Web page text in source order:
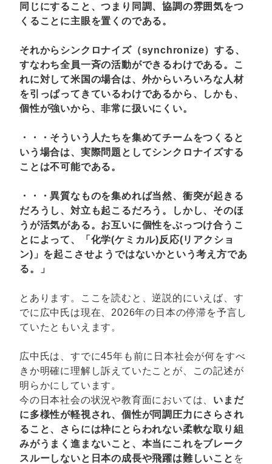
同じにすること、つまり同調、協調の雰囲気をつ
くることに主眼を置くのである。
それからシンクロナイズ（synchronize）する、
すなわち全員一斉の活動ができるわけである。こ
れに対して米国の場合は、外からいろいろな人材
を引っぱってきているわけであるから、しかも、
個性が強いから、非常に扱いにくい。
・・・そういう人たちを集めてチームをつくると
いう場合は、実際問題としてシンクロナイズする
ことは不可能である。
・・・異質なものを集めれば当然、衝突が起きる
だろうし、対立も起こるだろう。しかし、そのほ
うが活気がある。お互いに個性をぶっつけ合うこ
とによって、「化学(ケミカル)反応(リアクショ
ン)」を起こさせようではないかという考え方であ
る。」
とあります。ここを読むと、逆説的にいえば、す
でに広中氏は現在、2026年の日本の停滞を予言し
ていたともいえます。
広中氏は、すでに45年も前に日本社会が何をすべ
きか明確に理解し訴えていたことが、この記述が
明らかにしています。
今の日本社会の状況や教育面においては、 いまだ
に多様性が軽視され、個性が同調圧力にさらされ
ること、さらには枠にとらわれない柔軟な取り組
みがうまく進まないこと、本当にこれをブレーク
スルーしないと日本の成長や飛躍は難しいこと を